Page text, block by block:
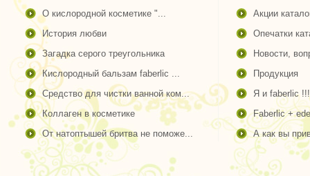
о кислородной косметике "...
история любви
загадка серого треугольника
кислородный бальзам faberlic ...
cредство для чистки ванной ком...
коллаген в косметике
от натоптышей бритва не поможе...
акции
опечатки
новости,
продукция
я и faberlic !!!
faberlic +
а как вы